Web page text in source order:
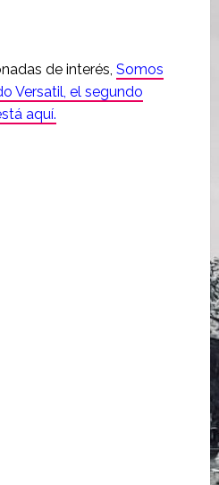
de interés, Somos
Versatil, el segundo
aquí.